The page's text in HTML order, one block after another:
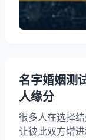
关系表。 0的
名字婚姻测
人缘分
很多人在选择
让彼此双方增